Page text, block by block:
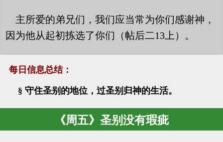
主所爱的弟兄们，我们应当常为你们感谢神，
因为他从起初拣选了你们（帖后二13上）。
每日信息总结：
§ 守住圣别的地位，过圣别归神的生活。
《周五》圣别没有瑕疵